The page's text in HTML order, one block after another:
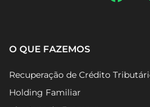
O QUE FAZEMOS
Recuperação de Crédito Tributário